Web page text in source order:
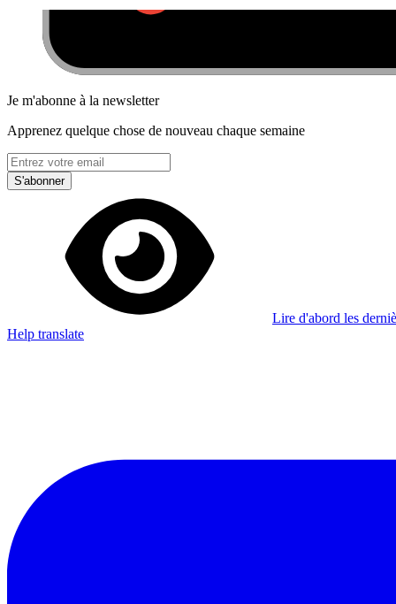
Je m'abonne à la newsletter
Apprenez quelque chose de nouveau chaque semaine
S'abonner
Lire d'abord les
Help translate